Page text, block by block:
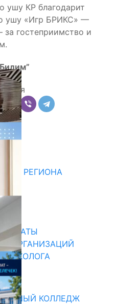
ушу КР благодарит
ушу «Игр БРИКС» —
гостеприимство и
РЕГИОНА
ШТАТЫ
ОРГАНИЗАЦИЙ
КОЛЛЕДЖ